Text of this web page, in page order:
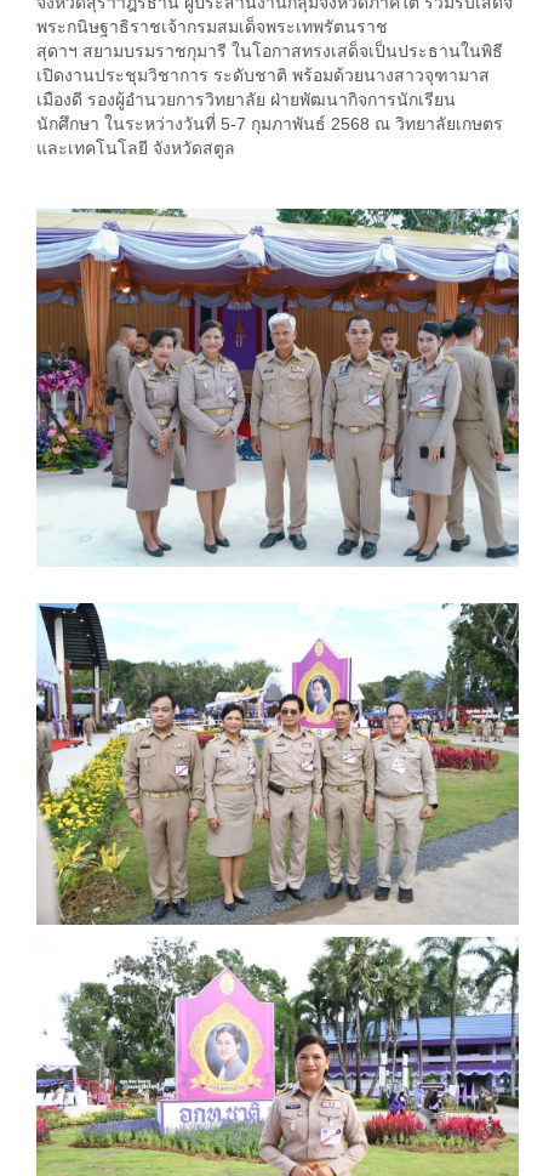
พระกนิษฐาธิราชเจ้ากรมสมเด็จพระเทพรัตนราช
สุดาฯ สยามบรมราชกุมารี ในโอกาสทรงเสด็จเป็นประธานในพิธี
เปิดงานประชุมวิชาการ ระดับชาติ พร้อมด้วยนางสาวจุฑามาส
เมืองดี รองผู้อำนวยการวิทยาลัย ฝ่ายพัฒนากิจการนักเรียน
นักศึกษา ในระหว่างวันที่ 5-7 กุมภาพันธ์ 2568 ณ วิทยาลัยเกษตร
และเทคโนโลยี จังหวัดสตูล